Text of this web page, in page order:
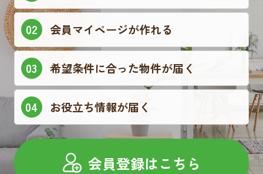
会員マイページが作れる
希望条件に合った物件が届く
お役立ち情報が届く
会員登録はこちら